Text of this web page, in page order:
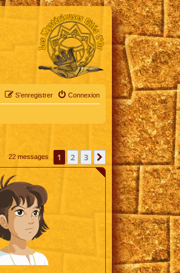
Connexion
S’enregistrer
22 messages 1 2 3 Suivante